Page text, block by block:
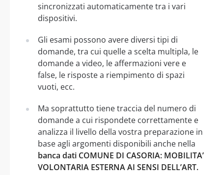
sincronizzati automaticamente tra i vari
dispositivi.
Gli esami possono avere diversi tipi di
domande, tra cui quelle a scelta multipla, le
domande a video, le affermazioni vere e
false, le risposte a riempimento di spazi
vuoti, ecc.
Ma soprattutto tiene traccia del numero di
domande a cui rispondete correttamente e
analizza il livello della vostra preparazione in
base agli argomenti disponibili anche nella
banca dati COMUNE DI CASORIA: MOBILITA’
VOLONTARIA ESTERNA AI SENSI DELL’ART.